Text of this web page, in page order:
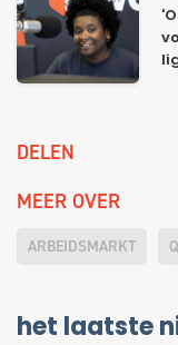
DELEN
MEER OVER
ARBEIDSMARKT
het laatste